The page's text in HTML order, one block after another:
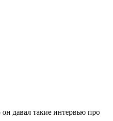
давал такие интервью про